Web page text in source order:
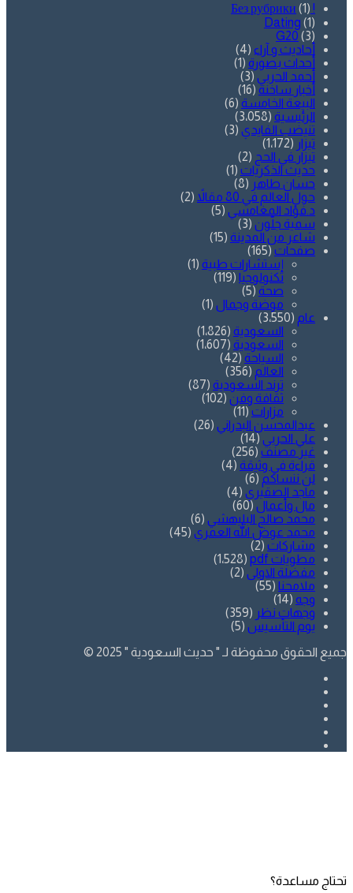
! Без рубрики
(1)
Dating (1)
G20 (3)
أحاديث و آراء (4)
أحداث بصورة (1)
أحمد الحربي (3)
أخبار ساخنة (16)
البيعة الخامسة (6)
الرئيسية (3٬058)
تنيضب الفايدي (3)
تيزار (1٬172)
تيزار في الحج (2)
حديث الذكريات (1)
حسان طاهر (8)
حول العالم في 80 مقالاً
(2)
د.فؤاد المغامسي (5)
سمية جلّون (3)
شاعر من المدينة (15)
صفحات (165)
إستشارات طبية (1)
تكنولوجيا (119)
صحة (5)
موضة وجمال (1)
عام (3٬550)
السعودية (1٬826)
السعودية (1٬607)
السياحة (42)
العالم (356)
ترند السعودية (87)
ثقافة وفن (102)
مزارات (11)
عبدالمحسن البدراني (26)
علي الحربي (14)
غير مصنف (256)
قراءة في وثيقة (4)
لن ننساكم (6)
ماجد الصقيري (4)
مال وأعمال (60)
محمد صالح البليهشي (6)
محمد عوض الله العمري (45)
مشاركات (2)
مطويات pdf
(1٬528)
مفضلة الاولى (2)
ملامحنا (55)
وجه (14)
وجهات نظر (359)
يوم التأسيس (5)
جميع الحقوق محفوظة لـ " حديث السعودية " 2025 ©
تحتاج مساعدة؟